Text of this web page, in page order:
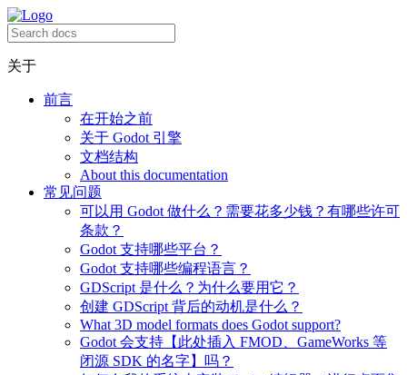
关于
前言
在开始之前
关于 Godot 引擎
文档结构
About this documentation
常见问题
可以用 Godot 做什么？需要花多少钱？有哪些许可
条款？
Godot 支持哪些平台？
Godot 支持哪些编程语言？
GDScript 是什么？为什么要用它？
创建 GDScript 背后的动机是什么？
What 3D model formats does Godot support?
Godot 会支持【此处插入 FMOD、GameWorks 等
闭源 SDK 的名字】吗？